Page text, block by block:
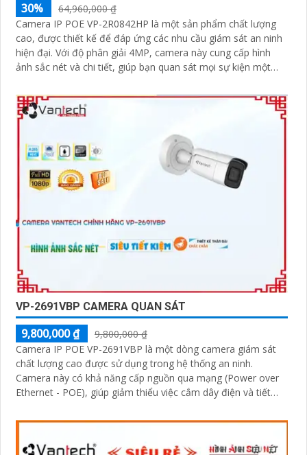
30%
64,960,000 ₫
Camera IP POE VP-2R0842HP là một sản phẩm chất lượng
cao, được thiết kế để đáp ứng các nhu cầu giám sát an ninh
hiện đại. Với độ phân giải 4MP, camera này cung cấp hình
ảnh sắc nét và chi tiết, giúp bạn quan sát mọi sự kiện một
VP-2691VBP CAMERA QUAN SÁT
9,800,000 ₫
9,800,000 ₫
Camera IP POE VP-2691VBP là một dòng camera giám sát
chất lượng cao được sử dụng trong hệ thống an ninh.
Camera này có khả năng cấp nguồn qua mạng (Power over
Ethernet - POE), giúp giảm thiểu việc cắm dây điện và tiết